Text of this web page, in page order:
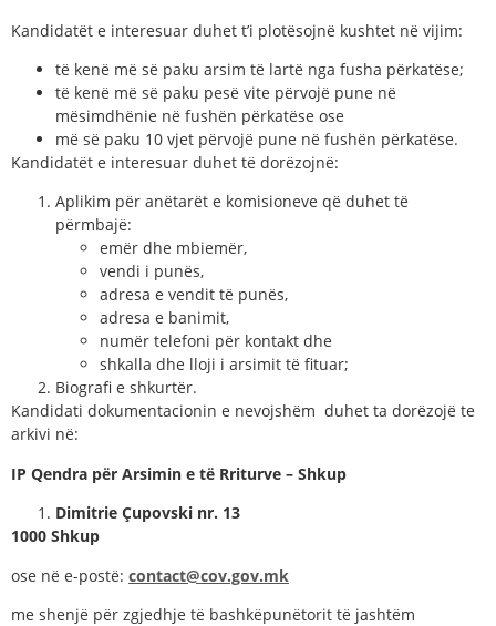
Kandidatët e interesuar duhet t’i plotësojnë kushtet në vijim:
të kenë më së paku arsim të lartë nga fusha përkatëse;
të kenë më së paku pesë vite përvojë pune në
mësimdhënie në fushën përkatëse ose
më së paku 10 vjet përvojë pune në fushën përkatëse.
Kandidatët e interesuar duhet të dorëzojnë:
Aplikim për anëtarët e komisioneve që duhet të
përmbajë:
emër dhe mbiemër,
vendi i punës,
adresa e vendit të punës,
adresa e banimit,
numër telefoni për kontakt dhe
shkalla dhe lloji i arsimit të fituar;
Biografi e shkurtër.
Kandidati dokumentacionin e nevojshëm duhet ta dorëzojë te
arkivi në:
IP Qendra për Arsimin e të Rriturve – Shkup
Dimitrie Çupovski nr. 13
1000 Shkup
ose në e-postë: contact@cov.gov.mk
me shenjë për zgjedhje të bashkëpunëtorit të jashtëm